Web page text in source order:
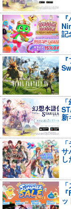
記
新
サ